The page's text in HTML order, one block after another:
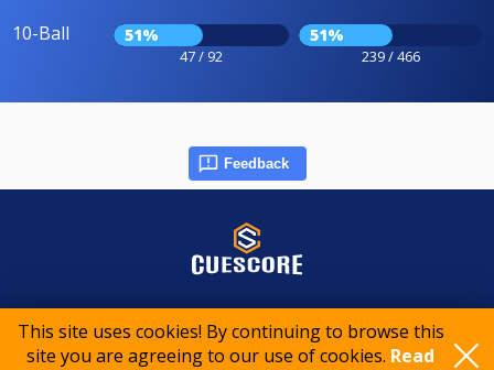
This site uses cookies! By continuing to browse this
site you are agreeing to our use of cookies. Read
10-Ball 51%
47 / 92
51%
239 / 466
Feedback
© 2015-2026 CueScore International